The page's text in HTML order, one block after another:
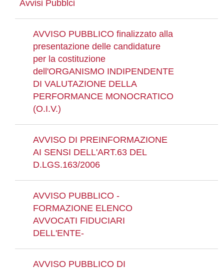
Avvisi Pubblci
AVVISO PUBBLICO finalizzato alla
presentazione delle candidature
per la costituzione
dell'ORGANISMO INDIPENDENTE
DI VALUTAZIONE DELLA
PERFORMANCE MONOCRATICO
(O.I.V.)
AVVISO DI PREINFORMAZIONE
AI SENSI DELL'ART.63 DEL
D.LGS.163/2006
AVVISO PUBBLICO -
FORMAZIONE ELENCO
AVVOCATI FIDUCIARI
DELL'ENTE-
AVVISO PUBBLICO DI